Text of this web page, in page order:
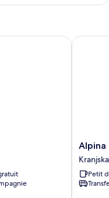
Alpina
Kranjska
Gora
Alpina
Petit
Alpina